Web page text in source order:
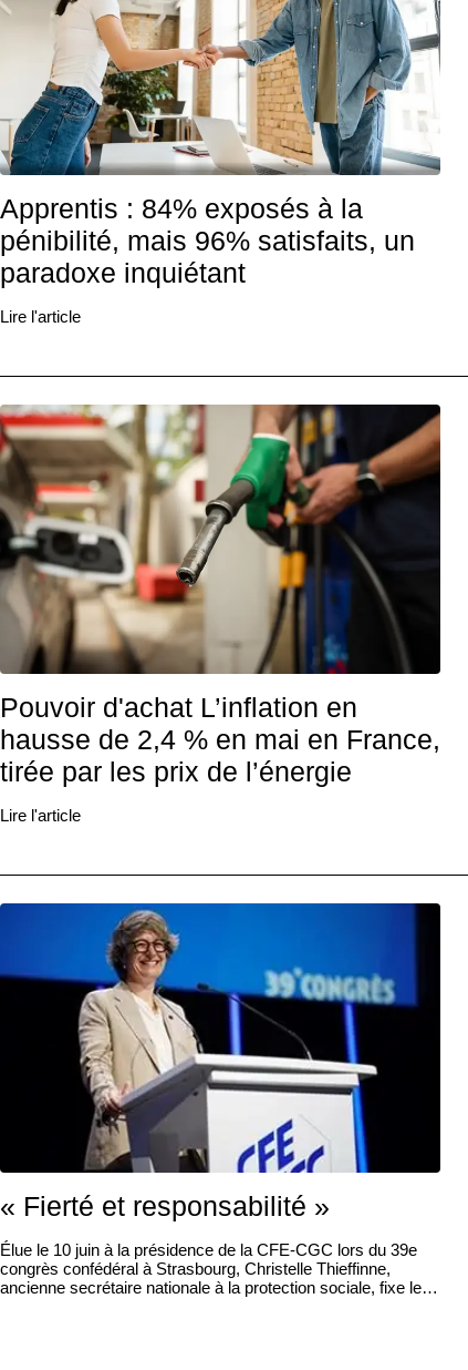
Apprentis : 84% exposés à la
pénibilité, mais 96% satisfaits, un
paradoxe inquiétant
Lire l'article
Pouvoir d'achat L’inflation en
hausse de 2,4 % en mai en France,
tirée par les prix de l’énergie
Lire l'article
« Fierté et responsabilité »
Élue le 10 juin à la présidence de la CFE-CGC lors du 39e
congrès confédéral à Strasbourg, Christelle Thieffinne,
ancienne secrétaire nationale à la protection sociale, fixe le